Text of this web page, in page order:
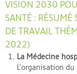
VISION 2030
SANTÉ : RÉSUMÉ
DE TRAVAIL
2022)
La Médecine
L’organisation